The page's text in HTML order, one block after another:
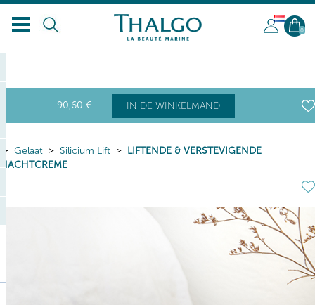
NL
0
90,60 € IN DE WINKELMAND
Gelaat Silicium Lift
LIFTENDE & VERSTEVIGENDE
NACHTCREME